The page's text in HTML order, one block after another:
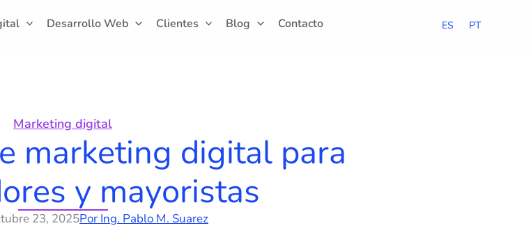
Desarrollo Web Clientes Blog Contacto ES PT
Marketing digital
marketing digital para
y mayoristas
23, 2025Por Ing. Pablo M. Suarez